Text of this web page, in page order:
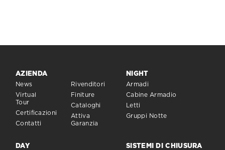
AZIENDA
News
Virtual
Tour
Certificazioni
Contatti
Rivenditori
Finiture
Cataloghi
Attiva
Garanzia
NIGHT
Armadi
Cabine Armadio
Letti
Gruppi Notte
DAY SISTEMI DI CHIUSURA